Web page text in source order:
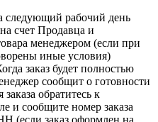
следующий рабочий день
счет Продавца и
менеджером (если при
иные условия)
заказ будет полностью
сообщит о готовности
обратитесь к
и сообщите номер заказа
(если заказ оформлен на